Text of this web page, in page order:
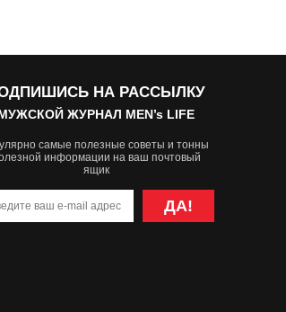
НА РАССЫЛКУ
ЖУРНАЛ MEN’s LIFE
самые полезные советы и тонны
информации на ваш почтовый
ящик
ДА!